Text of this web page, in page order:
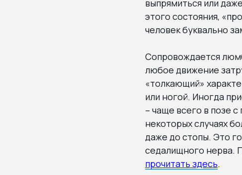
выпрямиться или
этого состояния,
человек буквально
Сопровождается
любое движение
«толкающий»
или ногой. Иногда
– чаще всего в позе
некоторых случаях
даже до стопы. Это
седалищного нерва.
прочитать здесь.